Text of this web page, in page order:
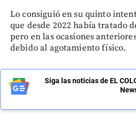
Lo consiguió en su quinto
que desde 2022 había tratado
pero en las ocasiones
debido al agotamiento físico.
Siga las noticias de EL